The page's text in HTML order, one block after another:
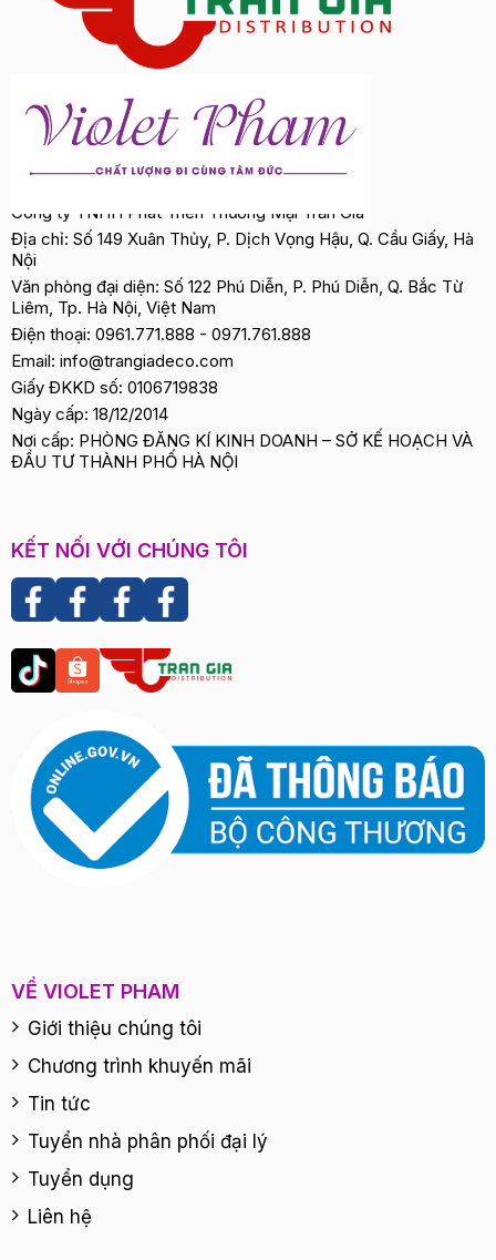
Công ty TNHH Phát Triển Thương Mại Trần Gia
Địa chỉ: Số 149 Xuân Thủy, P. Dịch Vọng Hậu, Q. Cầu Giấy, Hà
Nội
Văn phòng đại diện: Số 122 Phú Diễn, P. Phú Diễn, Q. Bắc Từ
Liêm, Tp. Hà Nội, Việt Nam
Điện thoại: 0961.771.888 - 0971.761.888
Email: info@trangiadeco.com
Giấy ĐKKD số: 0106719838
Ngày cấp: 18/12/2014
Nơi cấp: PHÒNG ĐĂNG KÍ KINH DOANH – SỞ KẾ HOẠCH VÀ
ĐẦU TƯ THÀNH PHỐ HÀ NỘI
KẾT NỐI VỚI CHÚNG TÔI
VỀ VIOLET PHAM
Giới thiệu chúng tôi
Chương trình khuyến mãi
Tin tức
Tuyển nhà phân phối đại lý
Tuyển dụng
Liên hệ